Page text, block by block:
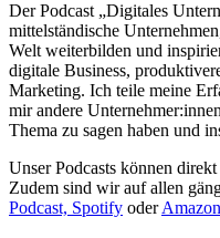
Der Podcast „Digitales
mittelständische
Welt weiterbilden und
digitale Business,
Marketing. Ich teile meine
mir andere
Thema zu sagen haben und
Unser Podcasts können
Zudem sind wir auf allen
Podcast, Spotify oder